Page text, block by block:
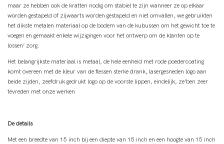
maar ze hebben ook de kratten nodig om stabiel te zijn wanneer ze op elkaar
worden gestapeld of zijwaarts worden gestapeld en niet omvallen, we gebruikten
het dikste metalen materiaal op de bodem van de kubussen om het gewicht toe te
voegen en gemaakt enkele wijzigingen voor het ontwerp om de klanten op te
lossen’ zorg.
Het belangrijkste materiaal is metaal, de hele eenheid met rode poedercoating
komt overeen met de kleur van de flessen sterke drank, lasergesneden logo aan
beide zijden, zeefdruk gedrukt logo op de voorste lippen, eindelijk, ze’ben zeer
tevreden met onze werken
De details
Met een breedte van 15 inch bij een diepte van 15 inch en een hoogte van 15 inch